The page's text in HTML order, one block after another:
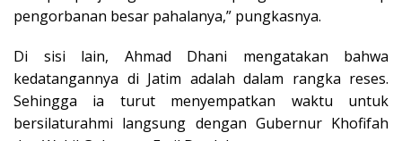
pengorbanan besar pahalanya,” pungkasnya.
Di sisi lain, Ahmad Dhani mengatakan bahwa
kedatangannya di Jatim adalah dalam rangka reses.
Sehingga ia turut menyempatkan waktu untuk
bersilaturahmi langsung dengan Gubernur Khofifah